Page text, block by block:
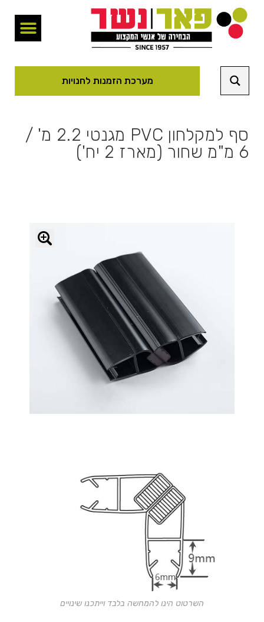
מערכת הזמנות לחנויות
סף למקלחון PVC מגנטי 2.2 מ' /
6 מ"מ שחור (מארז 2 יח')
השרטוט הינו להמחשה בלבד וייתכנו שינויים